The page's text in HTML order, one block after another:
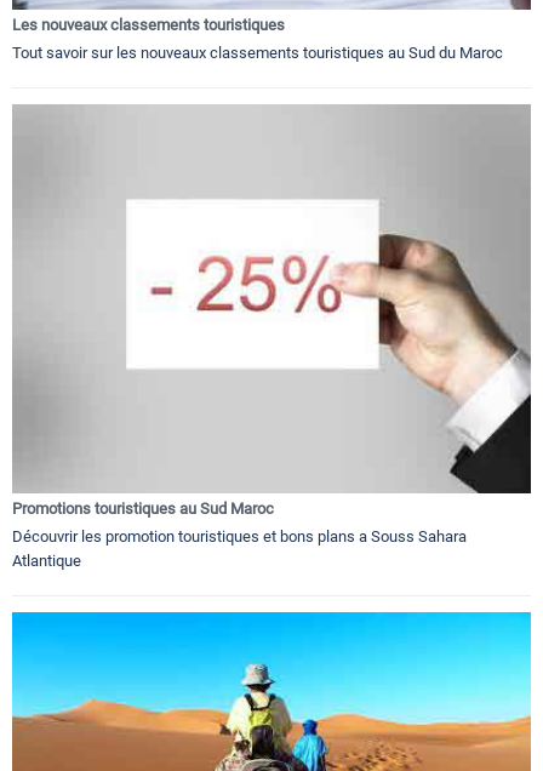
Les nouveaux classements touristiques
Tout savoir sur les nouveaux classements touristiques au Sud du Maroc
Promotions touristiques au Sud Maroc
Découvrir les promotion touristiques et bons plans a Souss Sahara
Atlantique